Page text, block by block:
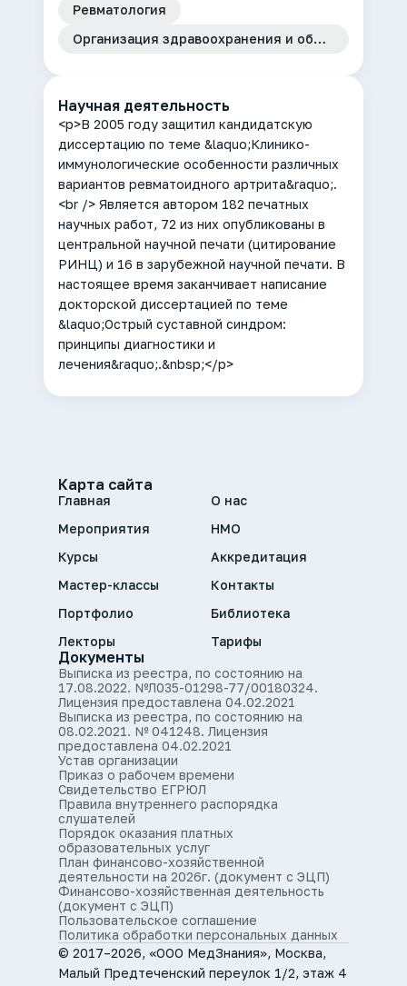
Ревматология
Организация здравоохранения и общественное здоровье
Научная деятельность
<p>В 2005 году защитил кандидатскую
диссертацию по теме &laquo;Клинико-
иммунологические особенности различных
вариантов ревматоидного артрита&raquo;.
<br /> Является автором 182 печатных
научных работ, 72 из них опубликованы в
центральной научной печати (цитирование
РИНЦ) и 16 в зарубежной научной печати. В
настоящее время заканчивает написание
докторской диссертацией по теме
&laquo;Острый суставной синдром:
принципы диагностики и
лечения&raquo;.&nbsp;</p>
Карта сайта
Главная
Мероприятия
Курсы
Мастер-классы
Портфолио
Лекторы
О нас
НМО
Аккредитация
Контакты
Библиотека
Тарифы
Документы
Выписка из реестра, по состоянию на
17.08.2022. №Л035-01298-77/00180324.
Лицензия предоставлена 04.02.2021
Выписка из реестра, по состоянию на
08.02.2021. № 041248. Лицензия
предоставлена 04.02.2021
Устав организации
Приказ о рабочем времени
Свидетельство ЕГРЮЛ
Правила внутреннего распорядка
слушателей
Порядок оказания платных
образовательных услуг
План финансово-хозяйственной
деятельности на 2026г. (документ с ЭЦП)
Финансово-хозяйственная деятельность
(документ с ЭЦП)
Пользовательское соглашение
Политика обработки персональных данных
© 2017–2026, «ООО МедЗнания», Москва,
Малый Предтеченский переулок 1/2, этаж 4